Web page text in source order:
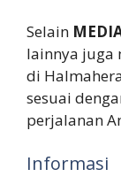
Selain
lainnya juga
di
sesuai
perjalanan
Informasi